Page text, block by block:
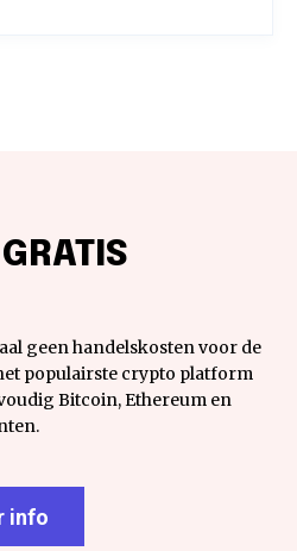
geen handelskosten voor de
populairste crypto platform
Bitcoin, Ethereum en
info